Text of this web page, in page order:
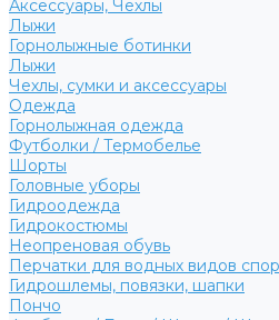
Аксессуары, Чехлы
Лыжи
Горнолыжные ботинки
Лыжи
Чехлы, сумки и аксессуары
Одежда
Горнолыжная одежда
Футболки / Термобелье
Шорты
Головные уборы
Гидроодежда
Гидрокостюмы
Неопреновая обувь
Перчатки для водных видов
Гидрошлемы, повязки, шапки
Пончо